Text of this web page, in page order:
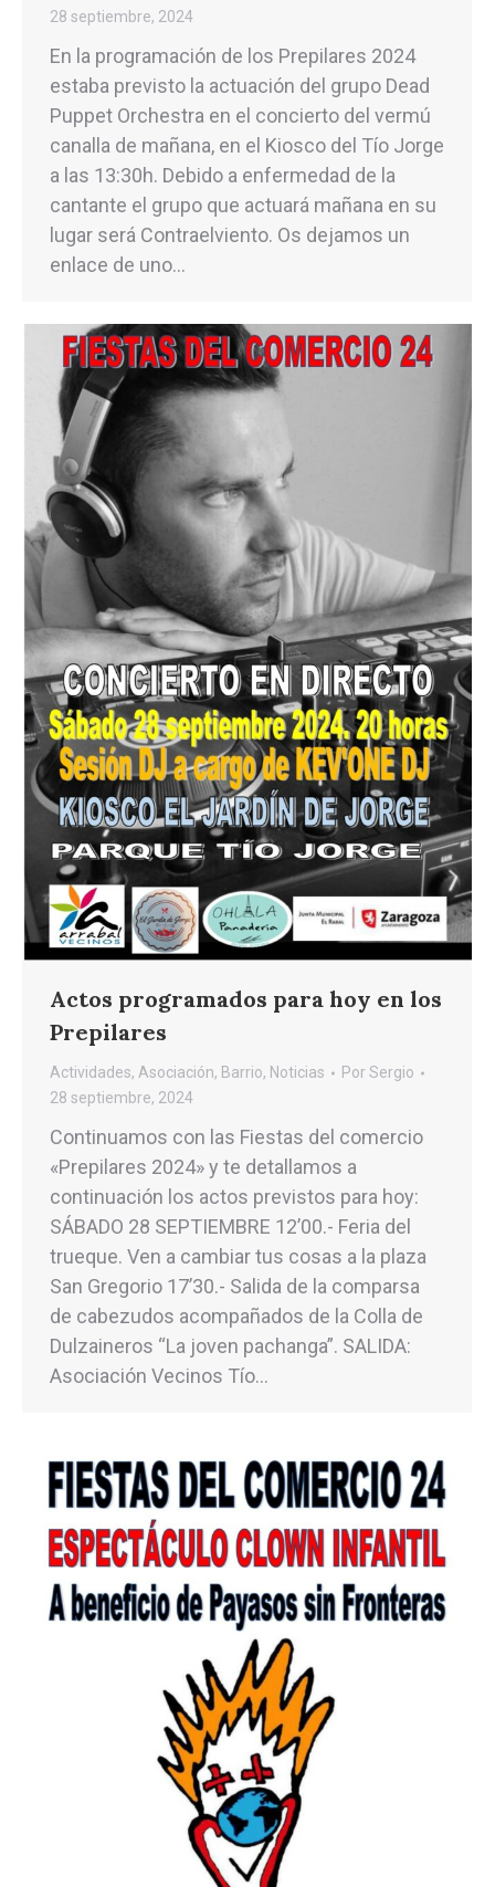
28 septiembre, 2024
En la programación de los Prepilares 2024
estaba previsto la actuación del grupo Dead
Puppet Orchestra en el concierto del vermú
canalla de mañana, en el Kiosco del Tío Jorge
a las 13:30h. Debido a enfermedad de la
cantante el grupo que actuará mañana en su
lugar será Contraelviento. Os dejamos un
enlace de uno…
Actos programados para hoy en los
Prepilares
Actividades, Asociación, Barrio, Noticias PorSergio
28 septiembre, 2024
Continuamos con las Fiestas del comercio
«Prepilares 2024» y te detallamos a
continuación los actos previstos para hoy:
SÁBADO 28 SEPTIEMBRE 12’00.- Feria del
trueque. Ven a cambiar tus cosas a la plaza
San Gregorio 17’30.- Salida de la comparsa
de cabezudos acompañados de la Colla de
Dulzaineros “La joven pachanga”. SALIDA:
Asociación Vecinos Tío…